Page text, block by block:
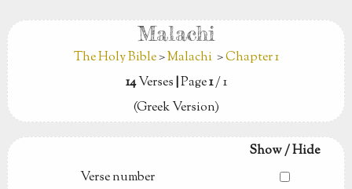
Malachi
The Holy Bible>Malachi >Chapter 1
14Verses|Page1/ 1
(Greek Version)
Show / Hide
Verse number